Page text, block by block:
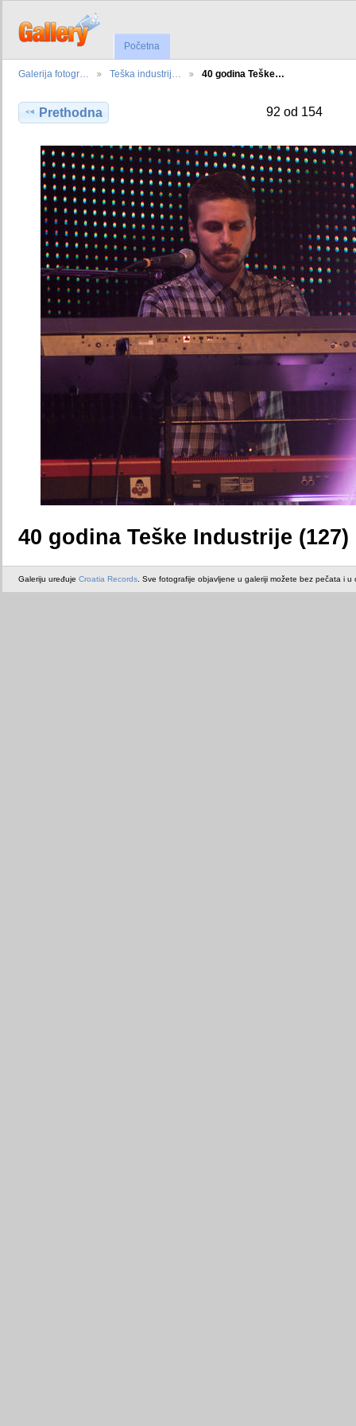
Početna
Galerija fotogr… Teška industrij… 40 godina Teške…
Prethodna 92 od 154
40 godina Teške Industrije (127)
Galeriju uređuje Croatia Records . Sve fotografije objavljene u galeriji možete bez pečata i